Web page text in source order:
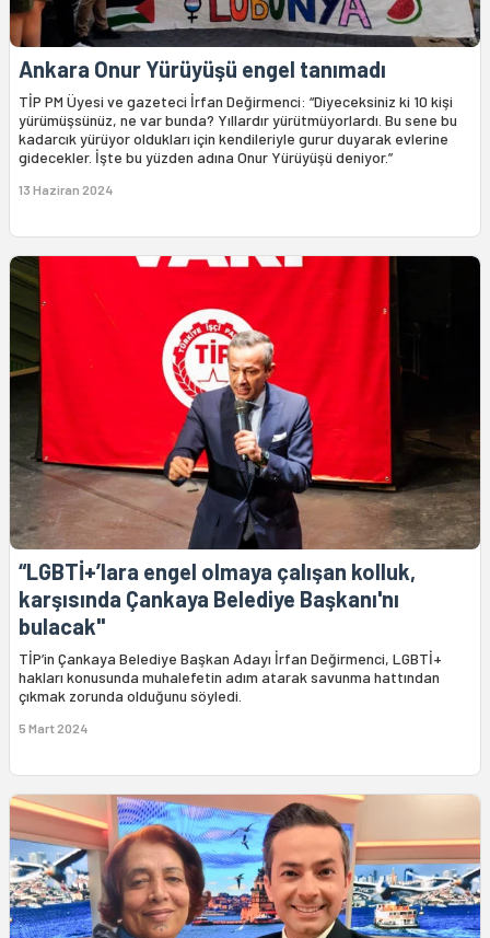
Ankara Onur Yürüyüşü engel tanımadı
TİP PM Üyesi ve gazeteci İrfan Değirmenci: “Diyeceksiniz ki 10 kişi
yürümüşsünüz, ne var bunda? Yıllardır yürütmüyorlardı. Bu sene bu
kadarcık yürüyor oldukları için kendileriyle gurur duyarak evlerine
gidecekler. İşte bu yüzden adına Onur Yürüyüşü deniyor.”
13 Haziran 2024
“LGBTİ+’lara engel olmaya çalışan kolluk,
karşısında Çankaya Belediye Başkanı'nı
bulacak"
TİP’in Çankaya Belediye Başkan Adayı İrfan Değirmenci, LGBTİ+
hakları konusunda muhalefetin adım atarak savunma hattından
çıkmak zorunda olduğunu söyledi.
5 Mart 2024